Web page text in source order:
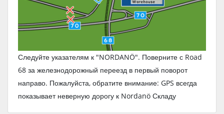
Следуйте указателям к "NORDANÖ". Поверните с Road
68 за железнодорожный переезд в первый поворот
направо. Пожалуйста, обратите внимание: GPS всегда
показывает неверную дорогу к Nordanö Складу